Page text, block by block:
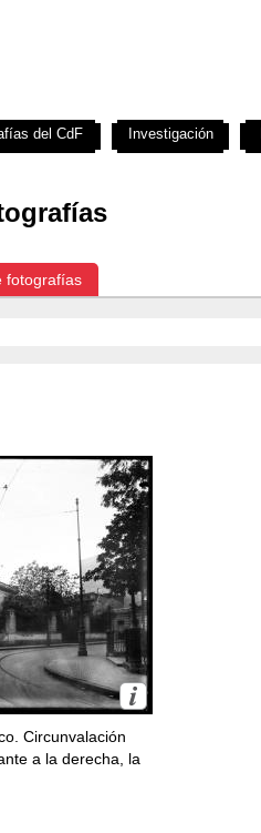
fotografías
Circunvalación
a la derecha, la
del CdF Investigación